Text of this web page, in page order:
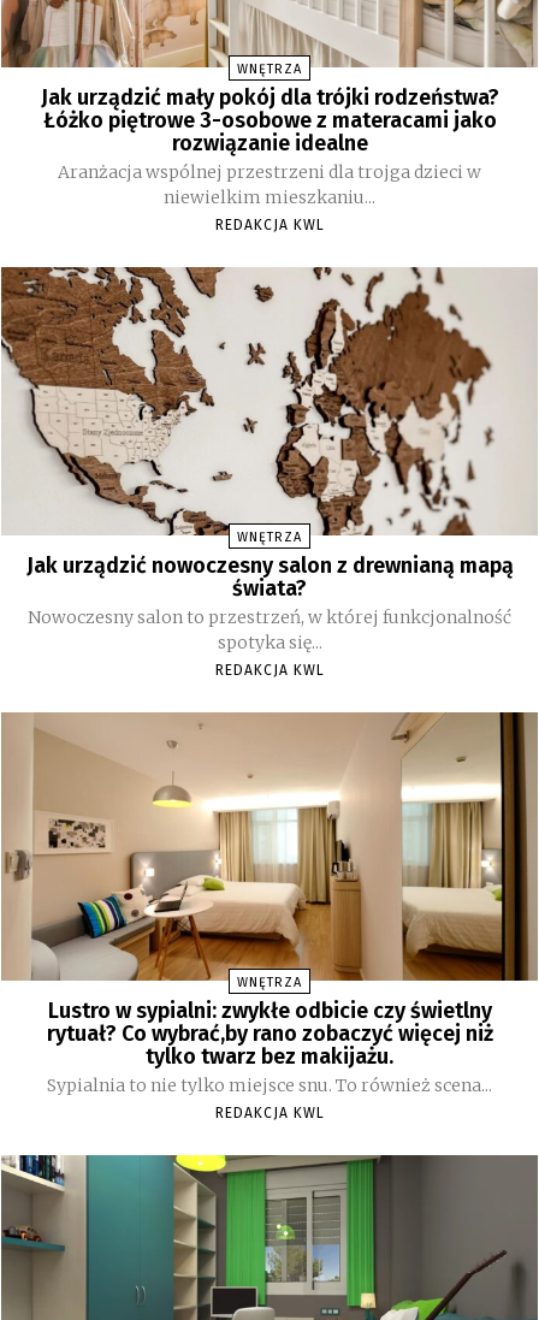
WNĘTRZA
Jak urządzić mały pokój dla trójki rodzeństwa?
Łóżko piętrowe 3-osobowe z materacami jako
rozwiązanie idealne
Aranżacja wspólnej przestrzeni dla trojga dzieci w
niewielkim mieszkaniu...
REDAKCJA KWL
WNĘTRZA
Jak urządzić nowoczesny salon z drewnianą mapą
świata?
Nowoczesny salon to przestrzeń, w której funkcjonalność
spotyka się...
REDAKCJA KWL
WNĘTRZA
Lustro w sypialni: zwykłe odbicie czy świetlny
rytuał? Co wybrać,by rano zobaczyć więcej niż
tylko twarz bez makijażu.
Sypialnia to nie tylko miejsce snu. To również scena...
REDAKCJA KWL